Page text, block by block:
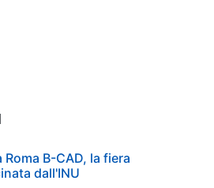
B-CAD, la fiera
dall'INU